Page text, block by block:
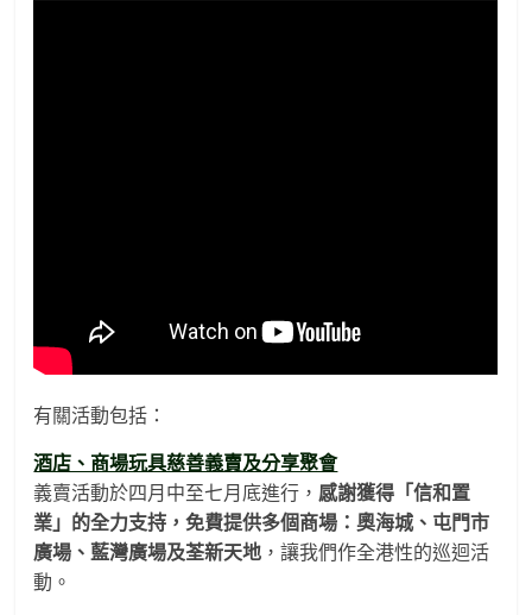
有關活動包括：
酒店、商場玩具慈善義賣及分享聚會
義賣活動於四月中至七月底進行， 感謝獲得「信和置
業」的全力支持，免費提供多個商場：奧海城、屯門市
廣場、藍灣廣場及荃新天地 ，讓我們作全港性的巡迴活
動。